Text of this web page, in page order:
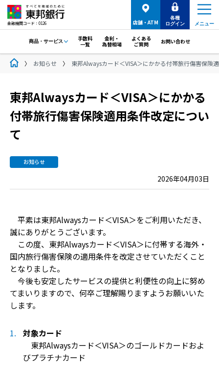
金融機関コード：0126 メニュー
店舗・ATM
各種
ログイン
商品・サービス
手数料
一覧
金利・
為替相場
よくある
ご質問
お問い合わせ
お知らせ 東邦Alwaysカード＜VISA＞にかかる付帯旅行傷害保険
東邦Alwaysカード＜VISA＞にかかる
付帯旅行傷害保険適用条件改定につい
て
お知らせ
2026年04月03日
平素は東邦Alwaysカード＜VISA＞をご利用いただき、
誠にありがとうございます。
この度、東邦Alwaysカード＜VISA＞に付帯する海外・
国内旅行傷害保険の適用条件を改定させていただくこと
となりました。
今後も安定したサービスの提供と利便性の向上に努め
てまいりますので、何卒ご理解賜りますようお願いいた
します。
対象カード
東邦Alwaysカード＜VISA＞のゴールドカードおよ
びプラチナカード